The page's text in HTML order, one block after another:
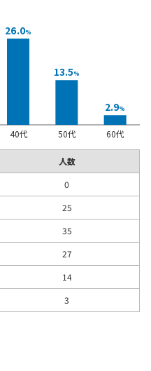
40代 50代 60代
26.0%
13.5%
2.9%
人数
0
25
35
27
14
3